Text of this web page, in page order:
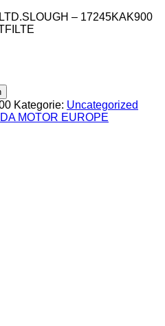
– 17245KAK900
Kategorie: Uncategorized
MOTOR EUROPE